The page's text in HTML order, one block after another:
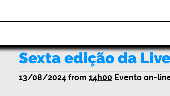
Sexta edição da
13/08/2024 from 14h00 Evento on-